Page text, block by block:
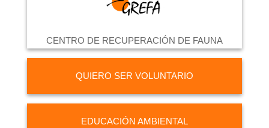
CENTRO DE RECUPERACIÓN DE FAUNA
QUIERO SER VOLUNTARIO
EDUCACIÓN AMBIENTAL